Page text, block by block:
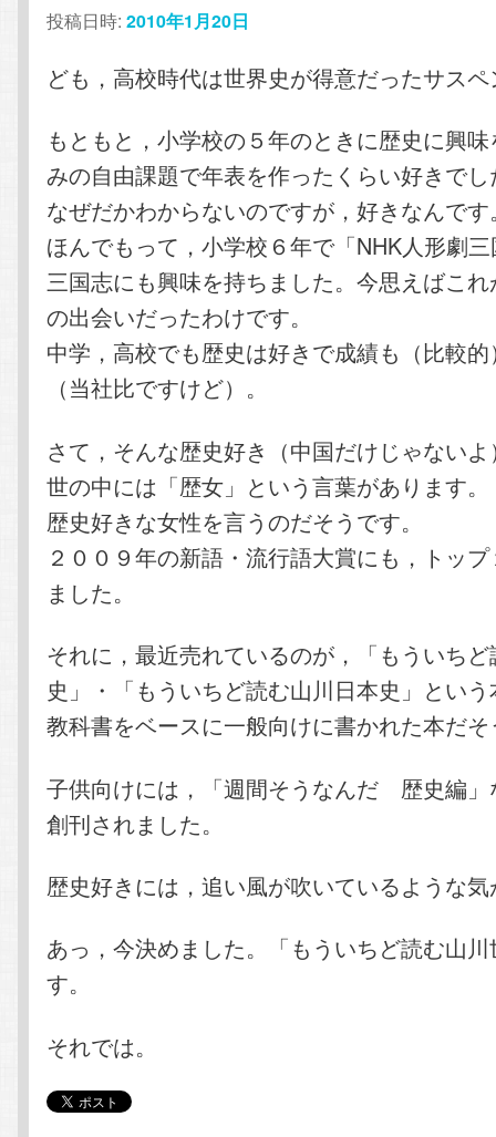
投稿日時:2010年1月20日
ども，高校時代は世界史が得意だったサス
もともと，小学校の５年のときに歴史に興
みの自由課題で年表を作ったくらい好きでし
なぜだかわからないのですが，好きなんです
ほんでもって，小学校６年で「NHK人形劇
三国志にも興味を持ちました。今思えばこ
の出会いだったわけです。
中学，高校でも歴史は好きで成績も（比較
（当社比ですけど）。
さて，そんな歴史好き（中国だけじゃない
世の中には「歴女」という言葉があります。
歴史好きな女性を言うのだそうです。
２００９年の新語・流行語大賞にも，トッ
ました。
それに，最近売れているのが，「もういち
史」・「もういちど読む山川日本史」とい
教科書をベースに一般向けに書かれた本だ
子供向けには，「週間そうなんだ 歴史編」
創刊されました。
歴史好きには，追い風が吹いているような
あっ，今決めました。「もういちど読む山
す。
それでは。